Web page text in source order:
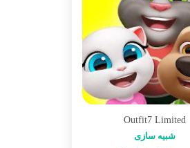
Outfit7 Limited
شبیه سازی